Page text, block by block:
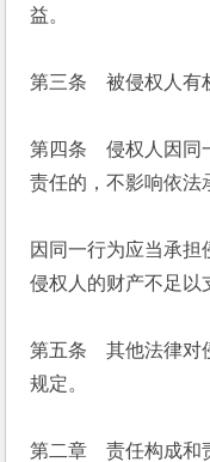
益。
第三条　被侵权人有
第四条　侵权人因同
责任的，不影响依法
因同一行为应当承担
侵权人的财产不足以
第五条　其他法律对
规定。
第二章　责任构成和